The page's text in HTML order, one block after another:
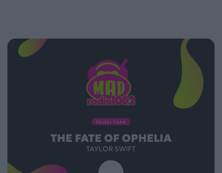
ΠΑΙΖΕΙ ΤΩΡΑ
THE FATE OF OPHELIA
TAYLOR SWIFT